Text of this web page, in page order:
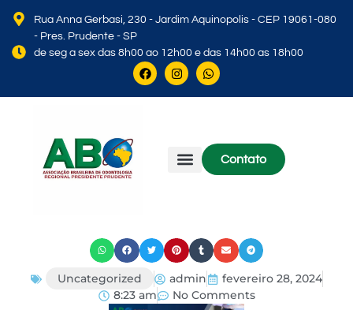
Rua Anna Gerbasi, 230 - Jardim Aquinopolis - CEP 19061-080
- Pres. Prudente - SP
de seg a sex das 8h00 ao 12h00 e das 14h00 as 18h00
Contato
Uncategorized admin
fevereiro 28, 2024
8:23 am
No Comments